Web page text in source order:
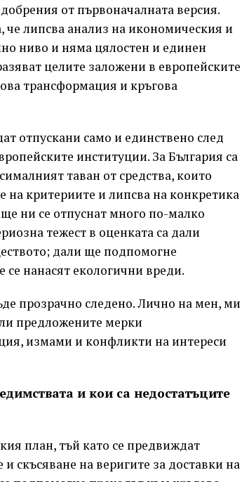
от първоначалната версия.
че липсва анализ на икономическия и
ниво и няма цялостен и единен
целите заложени в европейските
трансформация и кръгова
отпускани само и единствено след
институции. За България са
таван от средства, които
критериите и липсва на конкретика
ни се отпуснат много по-малко
тежест в оценката са дали
дали ще подпомогне
се нанасят екологични вреди.
прозрачно следено. Лично на мен, ми
предложените мерки
измами и конфликти на интереси
и кои са недостатъците
план, тъй като се предвиждат
скъсяване на веригите за доставки на